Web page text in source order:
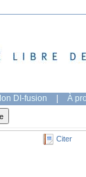
DI-fusion | À
Citer